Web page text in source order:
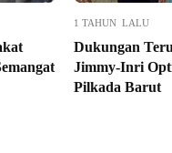
1 TAHUN LALU
Dukungan
Jimmy-Inri
Pilkada Barut